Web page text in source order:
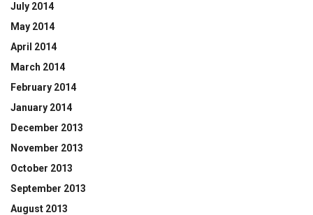
July 2014
May 2014
April 2014
March 2014
February 2014
January 2014
December 2013
November 2013
October 2013
September 2013
August 2013